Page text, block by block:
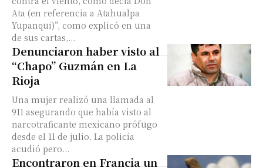
Ata (en referencia a Atahualpa
Yupanqui)”, como explicó en una
de sus cartas,...
Denunciaron haber visto al
“Chapo” Guzmán en La
Rioja
Una mujer realizó una llamada al
911 asegurando que había visto al
narcotraficante mexicano prófugo
desde el 11 de julio. La policía
acudió pero...
Encontraron en Francia un